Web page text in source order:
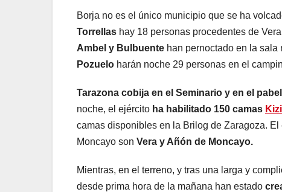
Borja no es el único municipio que se ha
Torrellas hay 18 personas procedentes de
Ambel y Bulbuente han pernoctado en la
Pozuelo harán noche 29 personas en el
Tarazona cobija en el Seminario y en el
noche, el ejército ha habilitado 150 camas
camas disponibles en la Brilog de Zaragoza.
Moncayo son Vera y Añón de Moncayo.
Mientras, en el terreno, y tras una larga y
desde prima hora de la mañana han estado